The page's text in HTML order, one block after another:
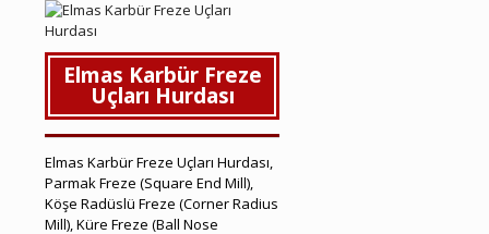
Elmas Karbür Freze
Uçları Hurdası
Elmas Karbür Freze Uçları Hurdası,
Parmak Freze (Square End Mill),
Köşe Radüslü Freze (Corner Radius
Mill), Küre Freze (Ball Nose